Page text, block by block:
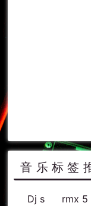
音乐标签
Dj s rmx 5